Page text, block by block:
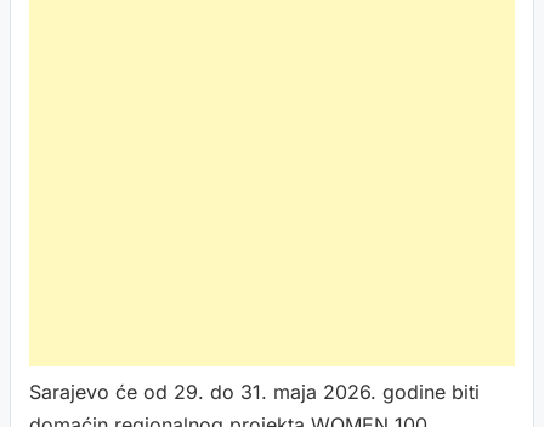
Sarajevo će od 29. do 31. maja 2026. godine biti